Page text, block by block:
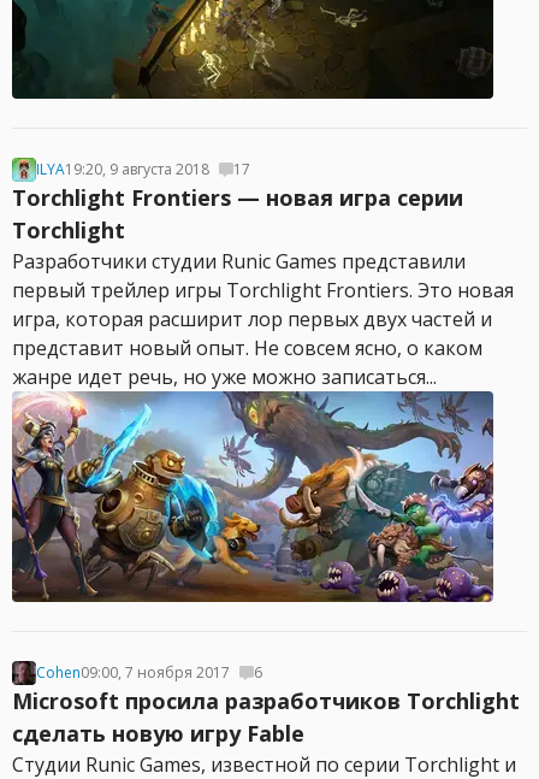
ILYA19:20, 9 августа 2018 17
Torchlight Frontiers — новая игра серии
Torchlight
Разработчики студии Runic Games представили
первый трейлер игры Torchlight Frontiers. Это новая
игра, которая расширит лор первых двух частей и
представит новый опыт. Не совсем ясно, о каком
жанре идет речь, но уже можно записаться...
Cohen09:00, 7 ноября 2017 6
Microsoft просила разработчиков Torchlight
сделать новую игру Fable
Студии Runic Games, известной по серии Torchlight и